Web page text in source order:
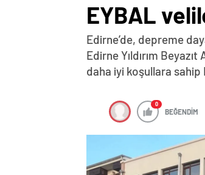
EYBAL
Edirne’de, depreme
Edirne Yıldırım
daha iyi koşullara
0
BEĞENDİM